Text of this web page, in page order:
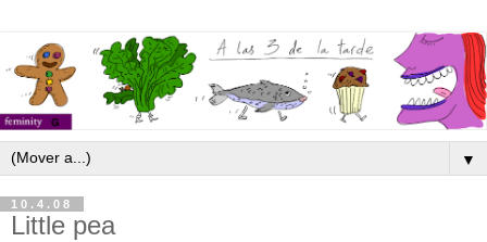
▼
10.4.08
Little pea